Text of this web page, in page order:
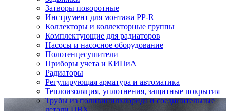
Затворы поворотные
Инструмент для монтажа PP-R
Коллекторы и коллекторные группы
Комплектующие для радиаторов
Насосы и насосное оборудование
Полотенцесушители
Приборы учета и КИПиА
Радиаторы
Регулирующая арматура и автоматика
Теплоизоляция, уплотнения, защитные покрытия
Трубы из поливинилхлорида и соединительные